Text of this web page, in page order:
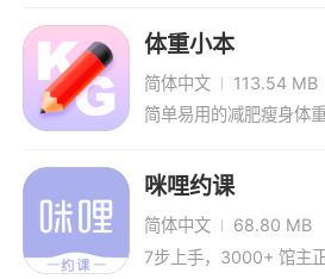
体重小本
简体中文
113.54 MB
简单易用的减肥瘦身体
咪哩约课
简体中文
68.80 MB
7步上手，3000+ 馆主